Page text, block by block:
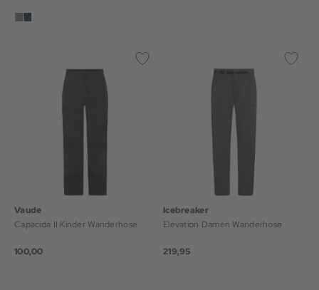
Vaude
Capacida II Kinder Wanderhose
100,00
Icebreaker
Elevation Damen Wanderhose
219,95